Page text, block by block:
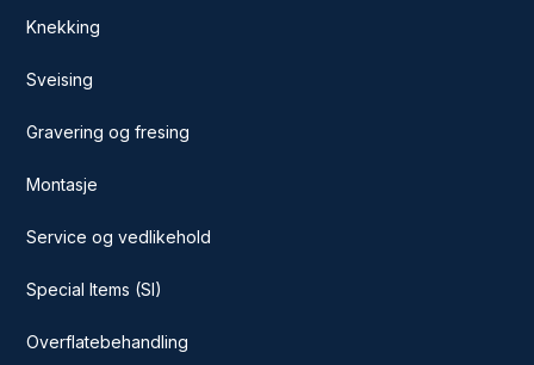
Knekking
Sveising
Gravering og fresing
Montasje
Service og vedlikehold
Special Items (SI)
Overflatebehandling